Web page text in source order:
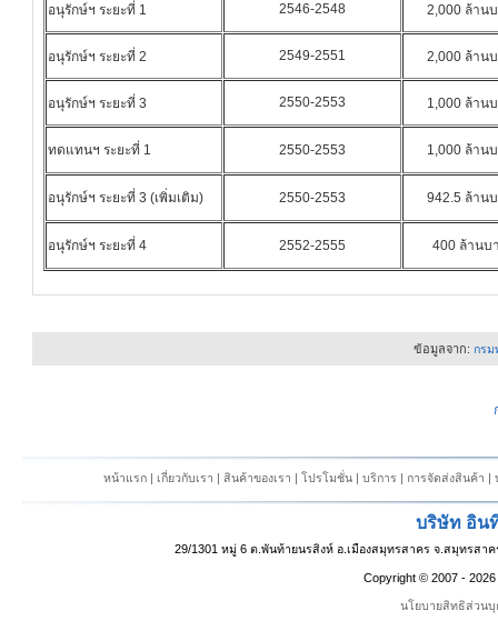
อนุรักษ์ฯ ระยะที่ 1 2546-2548 2,000 ล้าน
อนุรักษ์ฯ ระยะที่ 2 2549-2551 2,000 ล้าน
อนุรักษ์ฯ ระยะที่ 3 2550-2553 1,000 ล้าน
ทดแทนฯ ระยะที่ 1 2550-2553 1,000 ล้าน
อนุรักษ์ฯ ระยะที่ 3 (เพิ่มเติม) 2550-2553 942.5 ล้าน
อนุรักษ์ฯ ระยะที่ 4 2552-2555 400 ล้านบ
ข้อมูลจาก: กรม
หน้าแรก | เกี่ยวกับเรา | สินค้าของเรา | โปรโมชั่น | บริการ | การจัดส่งสินค้า |
บริษัท อิน
29/1301 หมู่ 6 ต.พันท้ายนรสิงห์ อ.เมืองสมุทรสาคร จ.สมุทรสา
Copyright © 2007 - 2026
นโยบายสิทธิส่วน